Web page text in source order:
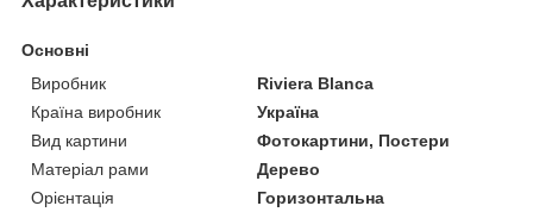
Основні
Виробник
Riviera Blanca
Країна виробник
Україна
Вид картини
Фотокартини, Постери
Матеріал рами
Дерево
Орієнтація
Горизонтальна